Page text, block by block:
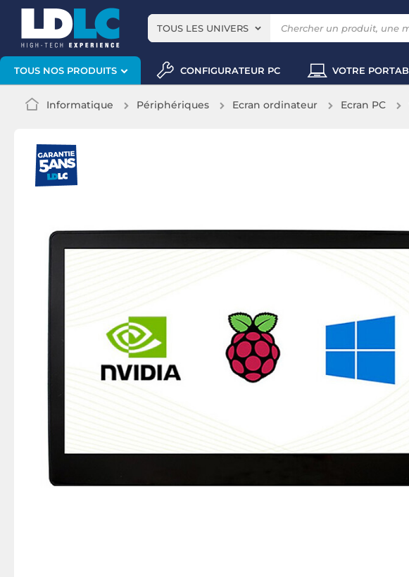
TOUS LES UNIVERS
TOUS NOS PRODUITS CONFIGURATEUR PC VOTRE
Informatique Périphériques Ecran ordinateur Ecran PC